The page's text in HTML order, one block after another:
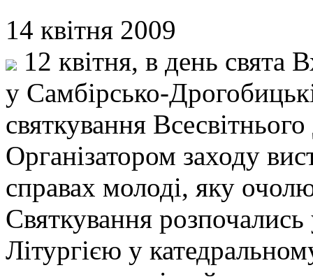
14 квітня 2009
12 квітня, в день свята
у Самбірсько-
святкування
Організатором заходу
справах молоді, яку
Святкування
Літургією у